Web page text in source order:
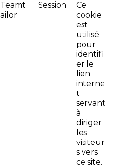
Teamt
ailor
Session
Ce
cookie
est
utilisé
pour
identifi
er le
lien
interne
t
servant
à
diriger
les
visiteur
s vers
ce site.